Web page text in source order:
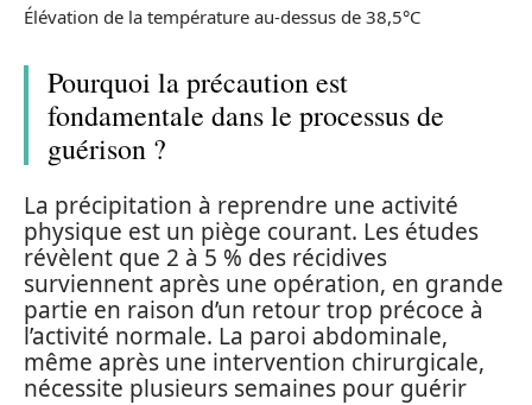
Élévation de la température au-dessus de 38,5°C
Pourquoi la précaution est
fondamentale dans le processus de
guérison ?
La précipitation à reprendre une activité
physique est un piège courant. Les études
révèlent que 2 à 5 % des récidives
surviennent après une opération, en grande
partie en raison d’un retour trop précoce à
l’activité normale. La paroi abdominale,
même après une intervention chirurgicale,
nécessite plusieurs semaines pour guérir